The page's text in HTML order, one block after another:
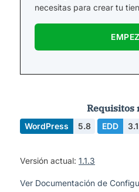
necesitas para crear tu
Requisitos
WordPress 5.8 EDD
Versión actual: 1.1.3
Ver Documentación de